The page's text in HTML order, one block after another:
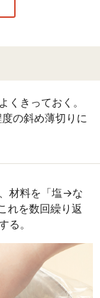
くきっておく。
の斜め薄切りに
材料を「塩→な
れを数回繰り返
る。